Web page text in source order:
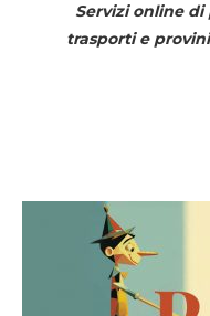
Servizi online
trasporti e